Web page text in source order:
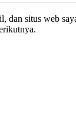
dan situs web